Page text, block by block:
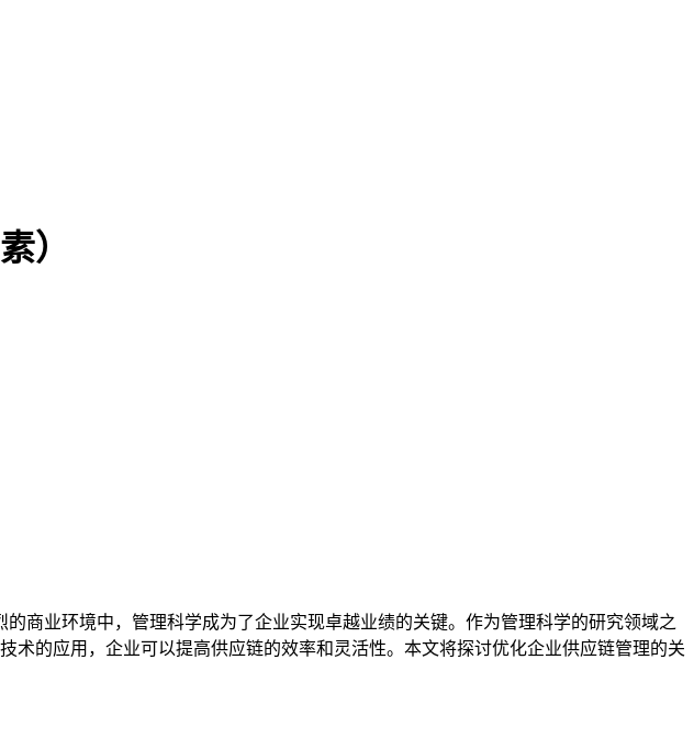
）
的商业环境中，管理科学成为了企业实现卓越业绩的关键。作为管理科学的研究领域之
的应用，企业可以提高供应链的效率和灵活性。本文将探讨优化企业供应链管理的关